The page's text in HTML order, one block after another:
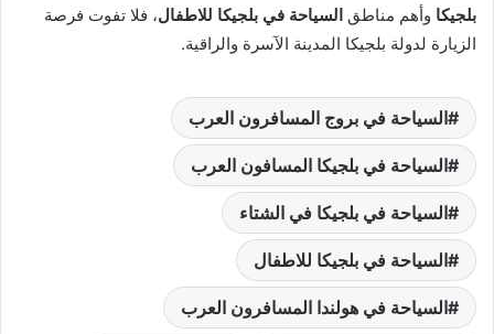
بلجيكا وأهم مناطق السياحة في بلجيكا للاطفال، فلا تفوت فرصة
الزيارة لدولة بلجيكا المدينة الآسرة والراقية.
السياحة في بروج المسافرون العرب
السياحة في بلجيكا المسافون العرب
السياحة في بلجيكا في الشتاء
السياحة في بلجيكا للاطفال
السياحة في هولندا المسافرون العرب